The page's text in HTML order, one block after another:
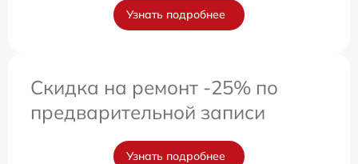
Узнать подробнее
Скидка на ремонт -25% по
предварительной записи
Узнать подробнее